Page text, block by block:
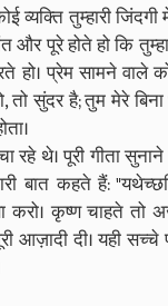
व्यक्ति तुम्हारी
पूरे होते हो कि
प्रेम सामने वाले
सुंदर है; तुम मेरे
रहे थे। पूरी गीता
बात कहते हैं:
करो। कृष्ण चाहते तो
दी। यही सच्चे